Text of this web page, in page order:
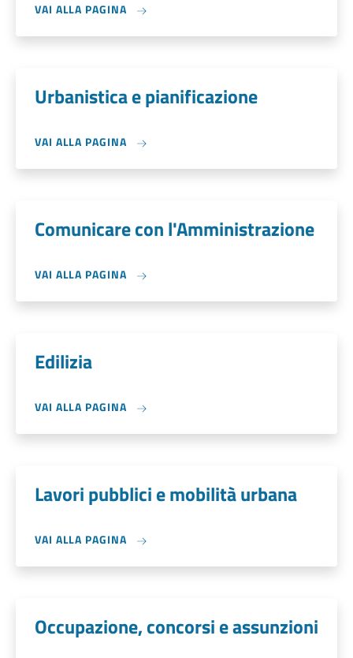
VAI ALLA PAGINA
Urbanistica e pianificazione
VAI ALLA PAGINA
Comunicare con l'Amministrazione
VAI ALLA PAGINA
Edilizia
VAI ALLA PAGINA
Lavori pubblici e mobilità urbana
VAI ALLA PAGINA
Occupazione, concorsi e assunzioni